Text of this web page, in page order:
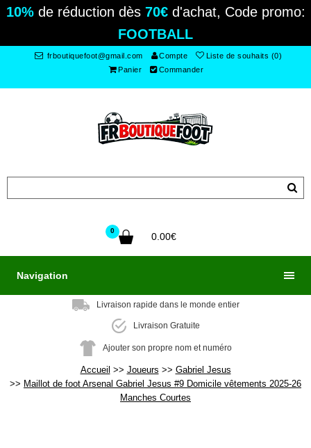
10%de réduction dès 70€d'achat, Code promo:
FOOTBALL
frboutiquefoot@gmail.com Compte
Liste de souhaits (0)
Panier
Commander
0
0.00€
Navigation
Livraison rapide dans le monde entier
Livraison Gratuite
Ajouter son propre nom et numéro
Accueil Joueurs
Gabriel Jesus
Maillot de foot Arsenal Gabriel Jesus #9 Domicile vêtements 2025-26
Manches Courtes